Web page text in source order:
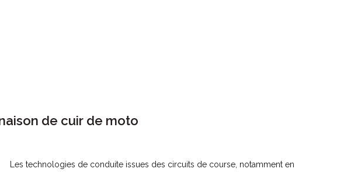
de cuir de moto
Les technologies de conduite issues des circuits de course, notamment en